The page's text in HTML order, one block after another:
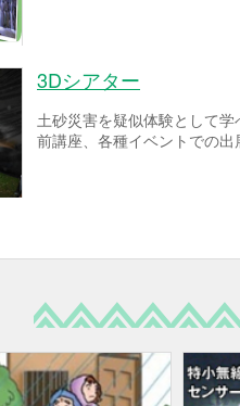
3Dシアター
土砂災害を疑似体験として
前講座、各種イベントでの出